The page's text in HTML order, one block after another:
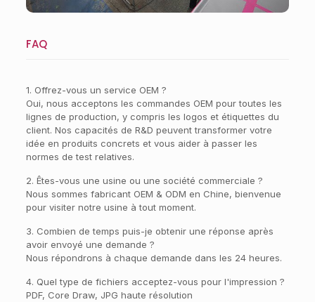
FAQ
1. Offrez-vous un service OEM ?
Oui, nous acceptons les commandes OEM pour toutes les
lignes de production, y compris les logos et étiquettes du
client. Nos capacités de R&D peuvent transformer votre
idée en produits concrets et vous aider à passer les
normes de test relatives.
2. Êtes-vous une usine ou une société commerciale ?
Nous sommes fabricant OEM & ODM en Chine, bienvenue
pour visiter notre usine à tout moment.
3. Combien de temps puis-je obtenir une réponse après
avoir envoyé une demande ?
Nous répondrons à chaque demande dans les 24 heures.
4. Quel type de fichiers acceptez-vous pour l'impression ?
PDF, Core Draw, JPG haute résolution